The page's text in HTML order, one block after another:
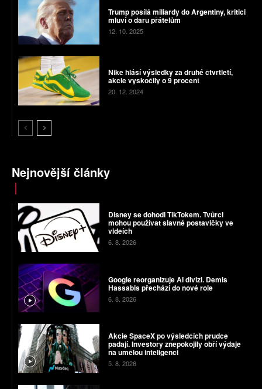
Trump posílá miliardy do Argentiny, kritici
mluví o daru přátelům
12. 10. 2025
Nike hlásí výsledky za druhé čtvrtletí,
akcie vyskočily o 9 procent
20. 12. 2024
Nejnovější články
Disney se dohodl TikTokem. Tvůrci
mohou používat slavné postavičky ve
videích
6. 8. 2026
Google reorganizuje AI divizi. Demis
Hassabis přechází do nové role
6. 8. 2026
Akcie SpaceX po výsledcích prudce
padají. Investory znepokojily obří výdaje
na umělou inteligenci
5. 8. 2026